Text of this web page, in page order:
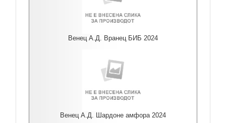
Венец А.Д. Вранец БИБ 2024
Венец А.Д. Шардоне амфора 2024